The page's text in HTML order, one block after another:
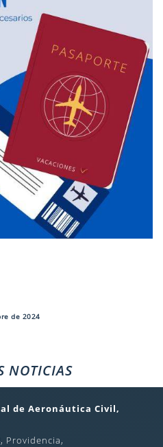
de 2024
NOTICIAS
de Aeronáutica Civil,
Providencia,